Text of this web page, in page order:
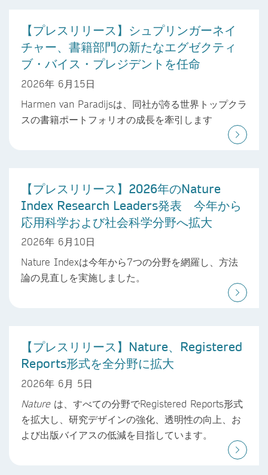
【プレスリリース】シュプリンガーネイ
チャー、書籍部門の新たなエグゼクティ
ブ・バイス・プレジデントを任命
2026年 6月15日
Harmen van Paradijsは、同社が誇る世界トップクラ
スの書籍ポートフォリオの成長を牽引します
【プレスリリース】2026年のNature
Index Research Leaders発表 今年から
応用科学および社会科学分野へ拡大
2026年 6月10日
Nature Indexは今年から7つの分野を網羅し、方法
論の見直しを実施しました。
【プレスリリース】Nature、Registered
Reports形式を全分野に拡大
2026年 6月 5日
Natureは、すべての分野でRegistered Reports形式
を拡大し、研究デザインの強化、透明性の向上、お
よび出版バイアスの低減を目指しています。